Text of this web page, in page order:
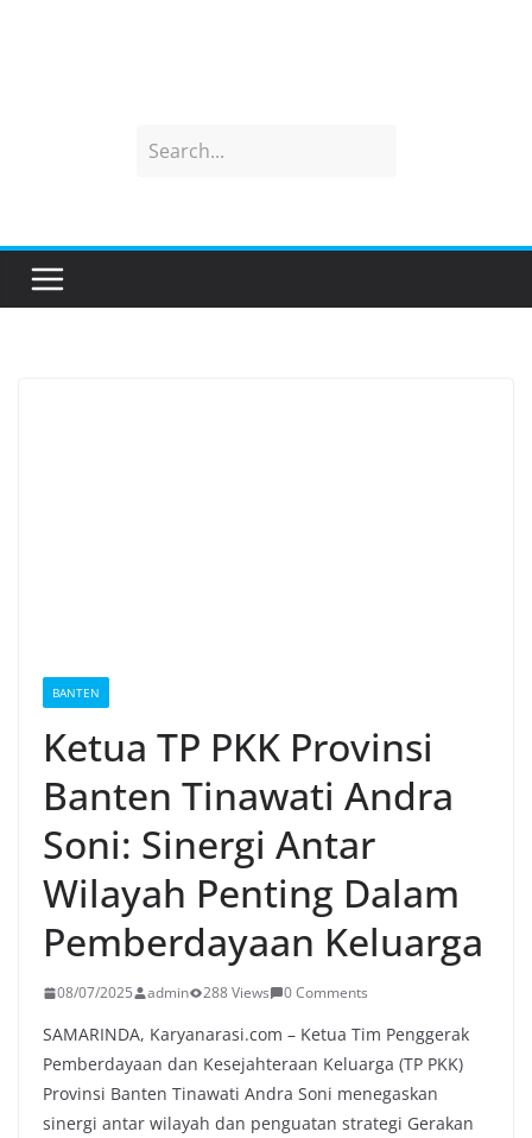
BANTEN
Ketua TP PKK Provinsi
Banten Tinawati Andra
Soni: Sinergi Antar
Wilayah Penting Dalam
Pemberdayaan Keluarga
08/07/2025 admin 288 Views 0 Comments
SAMARINDA, Karyanarasi.com – Ketua Tim Penggerak
Pemberdayaan dan Kesejahteraan Keluarga (TP PKK)
Provinsi Banten Tinawati Andra Soni menegaskan
sinergi antar wilayah dan penguatan strategi Gerakan